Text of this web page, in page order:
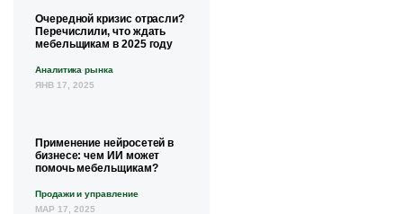
Очередной кризис отрасли?
Перечислили, что ждать
мебельщикам в 2025 году
Аналитика рынка
ЯНВ 17, 2025
Применение нейросетей в
бизнесе: чем ИИ может
помочь мебельщикам?
Продажи и управление
МАР 17, 2025